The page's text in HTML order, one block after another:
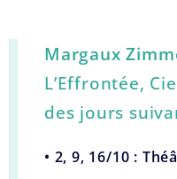
Margaux
L’Effrontée,
des jours
• 2, 9, 16/10 :